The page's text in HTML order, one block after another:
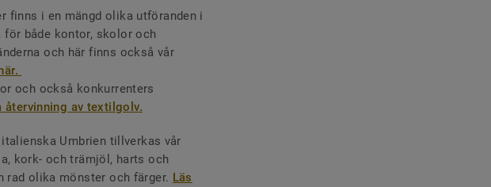
finns i en mängd olika utföranden i
för både kontor, skolor och
och här finns också vår
och också konkurrenters
återvinning av textilgolv.
Umbrien tillverkas vår
kork- och trämjöl, harts och
olika mönster och färger. Läs